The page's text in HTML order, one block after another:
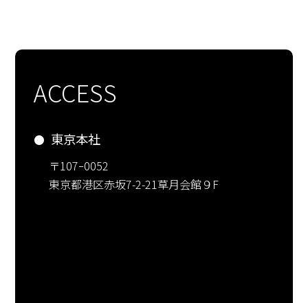
ACCESS
東京本社
〒107ｰ0052
東京都港区赤坂7-2-21草月会館９F